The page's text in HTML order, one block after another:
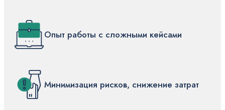
Опыт работы с сложными кейсами
Минимизация рисков, снижение затрат